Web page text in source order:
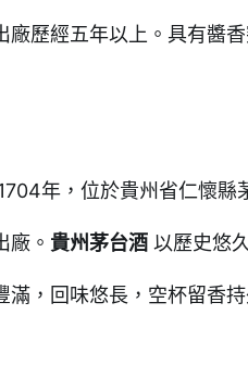
歷經五年以上。具有醬
年，位於貴州省仁懷縣
廠。 貴州茅台酒 以歷史悠
，回味悠長，空杯留香